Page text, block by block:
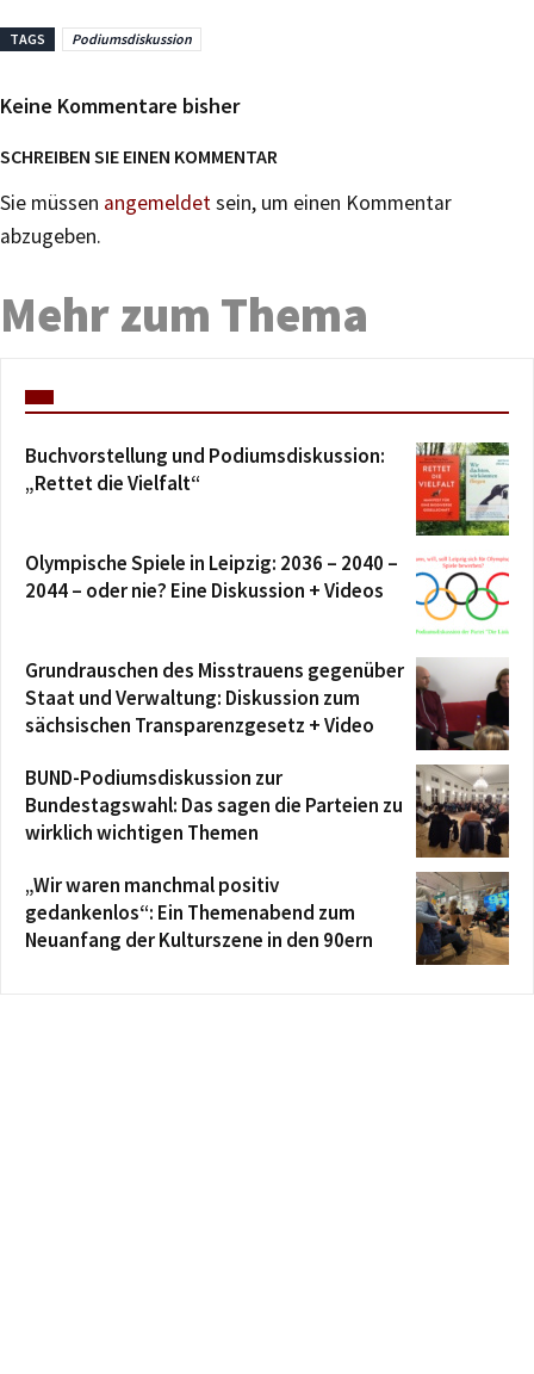
TAGS Podiumsdiskussion
Keine Kommentare bisher
SCHREIBEN SIE EINEN KOMMENTAR
Sie müssen angemeldetsein, um einen Kommentar
abzugeben.
Mehr zum Thema
Buchvorstellung und Podiumsdiskussion:
„Rettet die Vielfalt“
Olympische Spiele in Leipzig: 2036 – 2040 –
2044 – oder nie? Eine Diskussion + Videos
Grundrauschen des Misstrauens gegenüber
Staat und Verwaltung: Diskussion zum
sächsischen Transparenzgesetz + Video
BUND-Podiumsdiskussion zur
Bundestagswahl: Das sagen die Parteien zu
wirklich wichtigen Themen
„Wir waren manchmal positiv
gedankenlos“: Ein Themenabend zum
Neuanfang der Kulturszene in den 90ern